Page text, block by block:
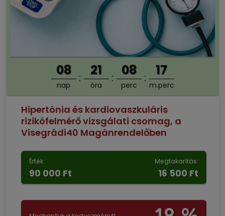
08
nap
21
óra
08
perc
16
m.perc
Hipertónia és kardiovaszkuláris
rizikófelmérő vizsgálati csomag, a
Visegrádi40 Magánrendelőben
Érték:
90 000 Ft
Megtakarítás:
16 500 Ft